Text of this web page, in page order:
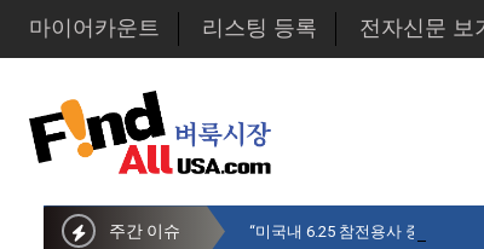
마이어카운트 리스팅 등록 전자신문 보
주간 이슈 “미국내 6.25 참전용사 중 14만명